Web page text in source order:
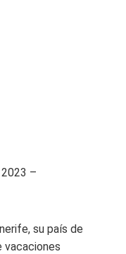
–
su país de
vacaciones